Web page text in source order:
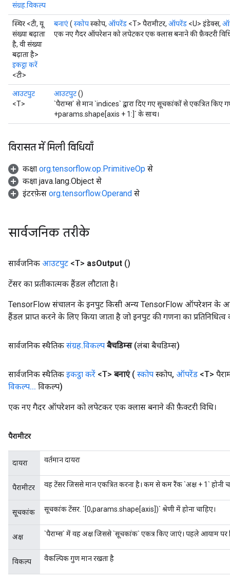
संग्रह.विकल्प
स्थिर <टी, यू
संख्या बढ़ाता
है, वी संख्या
बढ़ाता है>
इकट्ठा करें
<टी>
बनाएं( स्कोपस्कोप, ऑपरेंड <T> पैरामीटर, ऑपरेंड <U> इंडेक्स,
एक नए गैदर ऑपरेशन को लपेटकर एक क्लास बनाने की फ़ैक्टरी
आउटपुट
<T>
आउटपुट()
`पैराम्स` से मान `indices` द्वारा दिए गए सूचकांकों से एकत्रित
+params.shape[axis + 1:]` के साथ।
विरासत में मिली विधियाँ
कक्षा org.tensorflow.op.PrimitiveOp से
कक्षा java.lang.Object से
इंटरफ़ेस org.tensorflow.Operand से
सार्वजनिक तरीके
सार्वजनिक आउटपुट <T> asOutput ()
टेंसर का प्रतीकात्मक हैंडल लौटाता है।
TensorFlow संचालन के इनपुट किसी अन्य TensorFlow ऑपरेशन के
हैंडल प्राप्त करने के लिए किया जाता है जो इनपुट की गणना का प्रतिनिधित्व
सार्वजनिक स्थैतिक संग्रह.विकल्प बैचडिम्स (लंबा बैचडिम्स)
सार्वजनिक स्थैतिक इकट्ठा करें <T> बनाएं ( स्कोप स्कोप, ऑपरेंड <T>
विकल्प... विकल्प)
एक नए गैदर ऑपरेशन को लपेटकर एक क्लास बनाने की फ़ैक्टरी विधि।
पैरामीटर
दायरा वर्तमान दायरा
पैरामीटर वह टेंसर जिससे मान एकत्रित करना है। कम से कम रैंक `अक्ष + 1` होनी
सूचकांक सूचकांक टेंसर. `[0,params.shape[axis])` श्रेणी में होना चाहिए।
अक्ष `पैराम्स` में वह अक्ष जिससे `सूचकांक` एकत्र किए जाएं। पहले आयाम पर
विकल्प वैकल्पिक गुण मान रखता है